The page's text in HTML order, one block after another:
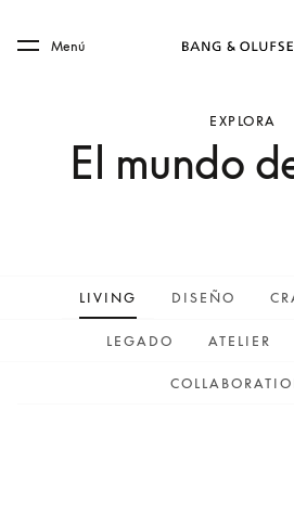
Skip to main footer
Menú
EXPLORA
El mundo
LIVING DISEÑO
LEGADO ATELIER